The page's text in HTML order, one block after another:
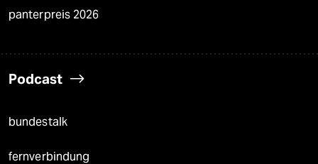
panterpreis 2026
Podcast
bundestalk
fernverbindung